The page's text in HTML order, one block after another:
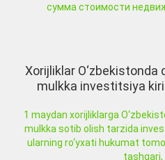
сумма стоимости
Xorijliklar O‘zbekistonda
mulkka investitsiya
1 maydan xorijliklarga
mulkka sotib olish tarzida
ularning ro‘yxati hukumat
tashqari,